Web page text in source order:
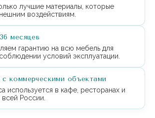
лучшие материалы, которые
воздействиям.
месяцев
гарантию на всю мебель для
условий эксплуатации.
коммерческими объектами
используется в кафе, ресторанах и
России.
270-56-03